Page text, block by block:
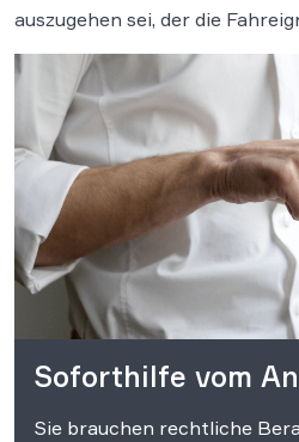
auszugehen sei, der die
Soforthilfe vom
Sie brauchen rechtliche